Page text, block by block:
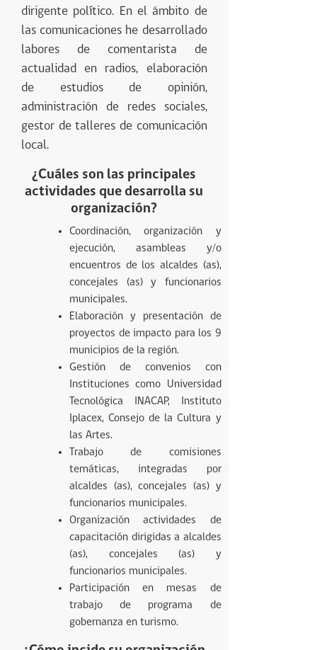
dirigente político. En el ámbito de
las comunicaciones he desarrollado
labores de comentarista de
actualidad en radios, elaboración
de estudios de opinión,
administración de redes sociales,
gestor de talleres de comunicación
local.
¿Cuáles son las principales
actividades que desarrolla su
organización?
Coordinación, organización y
ejecución, asambleas y/o
encuentros de los alcaldes (as),
concejales (as) y funcionarios
municipales.
Elaboración y presentación de
proyectos de impacto para los 9
municipios de la región.
Gestión de convenios con
Instituciones como Universidad
Tecnológica INACAP, Instituto
Iplacex, Consejo de la Cultura y
las Artes.
Trabajo de comisiones
temáticas, integradas por
alcaldes (as), concejales (as) y
funcionarios municipales.
Organización actividades de
capacitación dirigidas a alcaldes
(as), concejales (as) y
funcionarios municipales.
Participación en mesas de
trabajo de programa de
gobernanza en turismo.